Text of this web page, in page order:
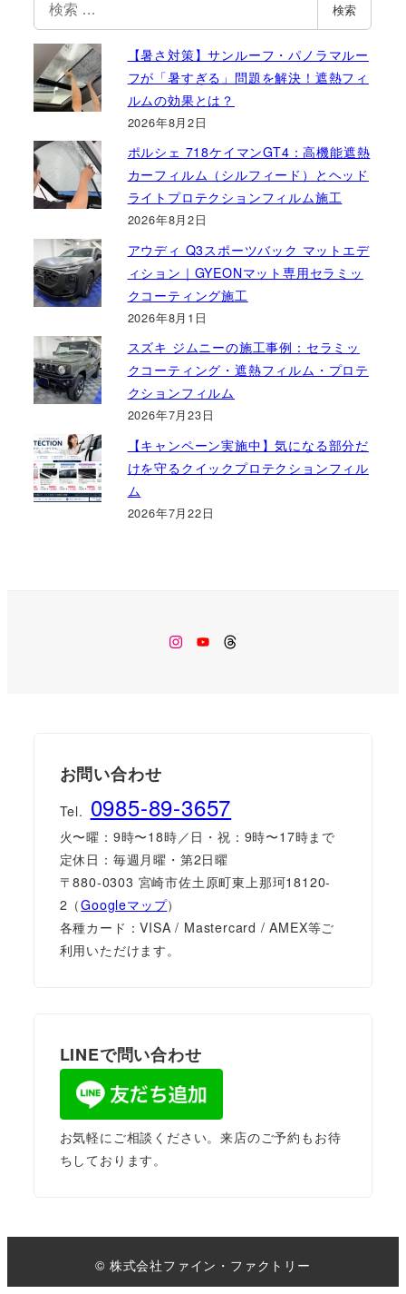
索
検索
【暑さ対策】サンルーフ・パノラマルー
フが「暑すぎる」問題を解決！遮熱フィ
ルムの効果とは？
2026年8月2日
ポルシェ 718ケイマンGT4：高機能遮熱
カーフィルム（シルフィード）とヘッド
ライトプロテクションフィルム施工
2026年8月2日
アウディ Q3スポーツバック マットエデ
ィション｜GYEONマット専用セラミッ
クコーティング施工
2026年8月1日
スズキ ジムニーの施工事例：セラミッ
クコーティング・遮熱フィルム・プロテ
クションフィルム
2026年7月23日
【キャンペーン実施中】気になる部分だ
けを守るクイックプロテクションフィル
ム
2026年7月22日
Instagram
YoutubeThreads
お問い合わせ
Tel. 0985-89-3657
火〜曜：9時〜18時／日・祝：9時〜17時まで
定休日：毎週月曜・第2日曜
〒880-0303 宮崎市佐土原町東上那珂18120-
2（Googleマップ）
各種カード：VISA / Mastercard / AMEX等ご
利用いただけます。
LINEで問い合わせ
お気軽にご相談ください。来店のご予約もお待
ちしております。
© 株式会社ファイン・ファクトリー